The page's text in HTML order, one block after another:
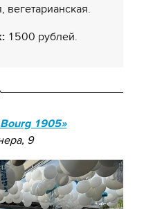
вегетарианская.
1500 рублей.
1905»
9